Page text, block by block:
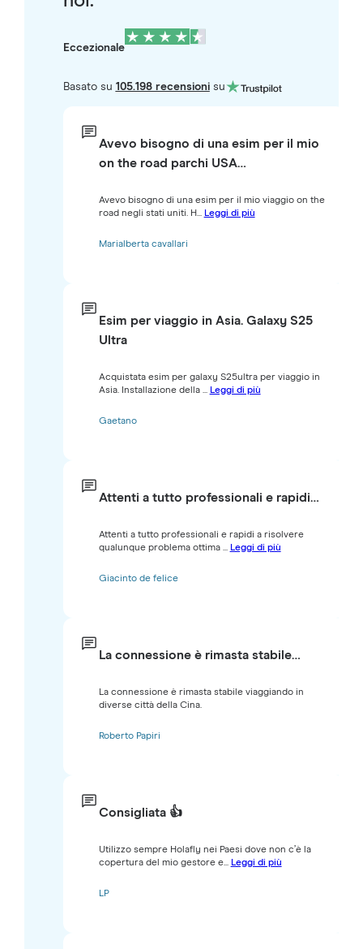
Eccezionale
Basato su 105.198 recensionisu
Avevo bisogno di una esim per il mio
on the road parchi USA…
Avevo bisogno di una esim per il mio viaggio on the
road negli stati uniti. H... Leggi di più
Marialberta cavallari
Esim per viaggio in Asia. Galaxy S25
Ultra
Acquistata esim per galaxy S25ultra per viaggio in
Asia. Installazione della ... Leggi di più
Gaetano
Attenti a tutto professionali e rapidi…
Attenti a tutto professionali e rapidi a risolvere
qualunque problema ottima ... Leggi di più
Giacinto de felice
La connessione è rimasta stabile…
La connessione è rimasta stabile viaggiando in
diverse città della Cina.
Roberto Papiri
Consigliata 👍
Utilizzo sempre Holafly nei Paesi dove non c’è la
copertura del mio gestore e... Leggi di più
LP